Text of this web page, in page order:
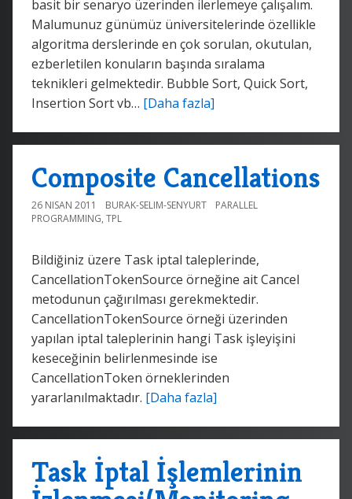
basit bir senaryo üzerinden ilerlemeye çalışalım.
Malumunuz günümüz üniversitelerinde özellikle
algoritma derslerinde en çok sorulan, okutulan,
ezberletilen konuların başında sıralama
teknikleri gelmektedir. Bubble Sort, Quick Sort,
Insertion Sort vb… [Daha fazla]
Composite Cancellations
26 NISAN 2011 BURAK-SELIM-SENYURT
PARALLEL
PROGRAMMING, TPL
Bildiğiniz üzere Task iptal taleplerinde,
CancellationTokenSource örneğine ait Cancel
metodunun çağırılması gerekmektedir.
CancellationTokenSource örneği üzerinden
yapılan iptal taleplerinin hangi Task işleyişini
keseceğinin belirlenmesinde ise
CancellationToken örneklerinden
yararlanılmaktadır. [Daha fazla]
Task İptal İşlemlerinin